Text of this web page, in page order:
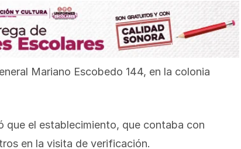
Mariano Escobedo 144, en la colonia
que el establecimiento, que contaba con
en la visita de verificación.